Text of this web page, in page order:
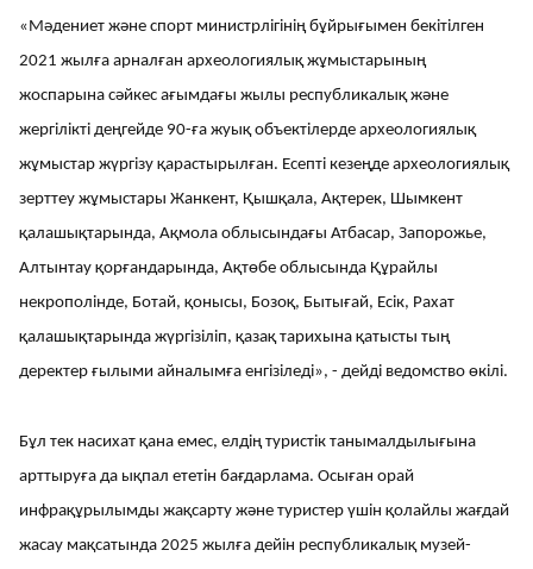
«Мәдениет және спорт министрлігінің бұйрығымен бекітілген
2021 жылға арналған археологиялық жұмыстарының
жоспарына сәйкес ағымдағы жылы республикалық және
жергілікті деңгейде 90-ға жуық объектілерде археологиялық
жұмыстар жүргізу қарастырылған. Есепті кезеңде археологиялық
зерттеу жұмыстары Жанкент, Қышқала, Ақтерек, Шымкент
қалашықтарында, Ақмола облысындағы Атбасар, Запорожье,
Алтынтау қорғандарында, Ақтөбе облысында Құрайлы
некрополінде, Ботай, қонысы, Бозоқ, Бытығай, Есік, Рахат
қалашықтарында жүргізіліп, қазақ тарихына қатысты тың
деректер ғылыми айналымға енгізіледі», - дейді ведомство өкілі.
Бұл тек насихат қана емес, елдің туристік танымалдылығына
арттыруға да ықпал ететін бағдарлама. Осыған орай
инфрақұрылымды жақсарту және туристер үшін қолайлы жағдай
жасау мақсатында 2025 жылға дейін республикалық музей-